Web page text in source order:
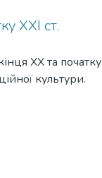
XXI ст.
ХХ та початку
культури.